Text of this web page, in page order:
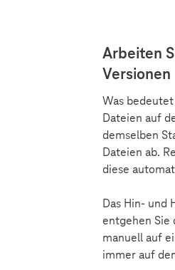
Arbeiten
Versionen
Was
Dateien auf
demselben
Dateien ab.
diese
Das Hin- und
entgehen Sie
manuell auf
immer auf